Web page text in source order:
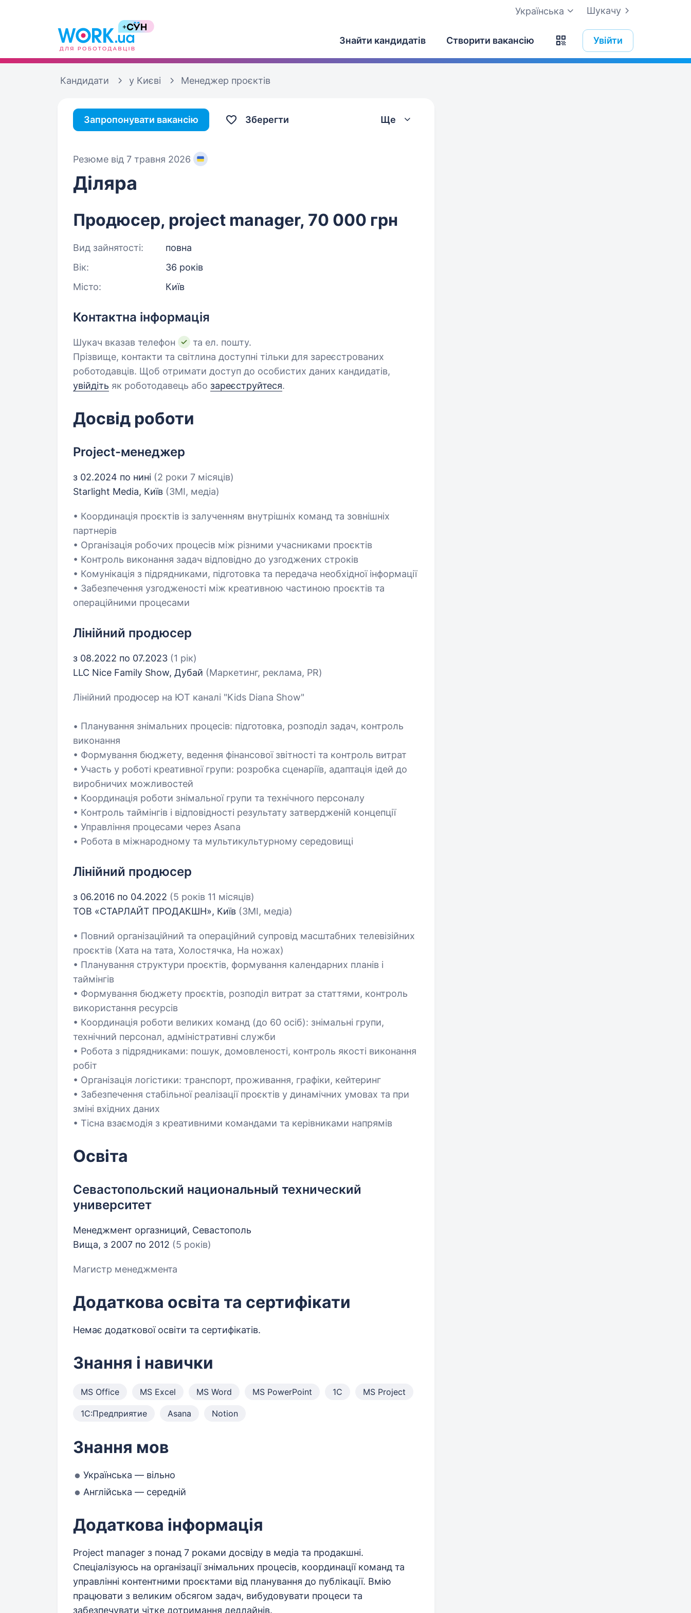
Шукачу
Українська
Знайти кандидатів Створити вакансію Увійти
Кандидати у Києві Менеджер проєктів
Запропонувати вакансію Зберегти Ще
Резюме від 7 травня 2026
Діляра
Продюсер, project manager, 70 000 грн
Вид зайнятості:
повна
Вік:
36 років
Місто:
Київ
Контактна інформація
Шукач вказав телефон
та ел. пошту.
Прізвище, контакти та світлина доступні тільки для зареєстрованих
роботодавців. Щоб отримати доступ до особистих даних кандидатів,
увійдіть як роботодавець або зареєструйтеся.
Досвід роботи
Project-менеджер
з 02.2024 по нині (2 роки 7 місяців)
Starlight Media, Київ (ЗМІ, медіа)
• Координація проєктів із залученням внутрішніх команд та зовнішніх
партнерів
• Організація робочих процесів між різними учасниками проєктів
• Контроль виконання задач відповідно до узгоджених строків
• Комунікація з підрядниками, підготовка та передача необхідної інформації
• Забезпечення узгодженості між креативною частиною проєктів та
операційними процесами
Лінійний продюсер
з 08.2022 по 07.2023 (1 рік)
LLC Nice Family Show, Дубай (Маркетинг, реклама, PR)
Лінійний продюсер на ЮТ каналі "Kids Diana Show"
• Планування знімальних процесів: підготовка, розподіл задач, контроль
виконання
• Формування бюджету, ведення фінансової звітності та контроль витрат
• Участь у роботі креативної групи: розробка сценаріїв, адаптація ідей до
виробничих можливостей
• Координація роботи знімальної групи та технічного персоналу
• Контроль таймінгів і відповідності результату затвердженій концепції
• Управління процесами через Asana
• Робота в міжнародному та мультикультурному середовищі
Лінійний продюсер
з 06.2016 по 04.2022 (5 років 11 місяців)
ТОВ «СТАРЛАЙТ ПРОДАКШН», Київ (ЗМІ, медіа)
• Повний організаційний та операційний супровід масштабних телевізійних
проєктів (Хата на тата, Холостячка, На ножах)
• Планування структури проєктів, формування календарних планів і
таймінгів
• Формування бюджету проєктів, розподіл витрат за статтями, контроль
використання ресурсів
• Координація роботи великих команд (до 60 осіб): знімальні групи,
технічний персонал, адміністративні служби
• Робота з підрядниками: пошук, домовленості, контроль якості виконання
робіт
• Організація логістики: транспорт, проживання, графіки, кейтеринг
• Забезпечення стабільної реалізації проєктів у динамічних умовах та при
зміні вхідних даних
• Тісна взаємодія з креативними командами та керівниками напрямів
Освіта
Севастопольский национальный технический
университет
Менеджмент оргазниций, Севастополь
Вища, з 2007 по 2012 (5 років)
Магистр менеджмента
Додаткова освіта та сертифікати
Немає додаткової освіти та сертифікатів.
Знання і навички
MS Office MS Excel MS Word MS PowerPoint 1С MS Project
1С:Предприятие Asana Notion
Знання мов
Українська — вільно
Англійська — середній
Додаткова інформація
Project manager з понад 7 роками досвіду в медіа та продакшні.
Спеціалізуюсь на організації знімальних процесів, координації команд та
управлінні контентними проєктами від планування до публікації. Вмію
працювати з великим обсягом задач, вибудовувати процеси та
забезпечувати чітке дотримання дедлайнів.